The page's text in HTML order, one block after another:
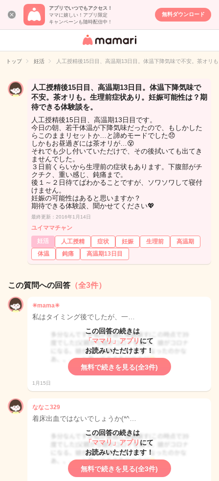
アプリでいつでもアクセス！
ママに嬉しい！アプリ限定
キャンペーンも随時配信中！
無料ダウンロード
女性専用匿名QA
イト
トップ 妊活 人工授精後15日目、高温期13日目。体温下降気味で不安。茶オリ
人工授精後15日目、高温期13日目。体温下降気味で
不安。茶オリも。生理前症状あり。妊娠可能性は？期
待できる体験談を。
人工授精後15日目、高温期13日目です。
今日の朝、若干体温が下降気味だったので、もしかした
らこのままリセットか…と諦めモードでした😞
しかもお昼過ぎには茶オリが…😵
それでも少し付いていただけで、その後拭いても出てき
ませんでした。
３日前くらいから生理前の症状もあります。下腹部がチ
クチク、重い感じ、鈍痛まで。
後１～２日待てばわかることですが、ソワソワして寝付
けません。
妊娠の可能性はあると思いますか？
期待できる体験談、聞かせてください💖
最終更新：2016年1月14日
ユイママチャン
妊活
人工授精 症状 妊娠 生理前
高温期
体温
鈍痛 高温期13日目
この質問への回答 （全3件）
✳︎mama✳︎
私はタイミング後でしたが、一…
この回答の続きは
「ママリ」アプリ にて
お読みいただけます！
無料で続きを見る(全3件)
1月15日
ななこ329
着床出血ではないでしょうか(*^…
この回答の続きは
「ママリ」アプリ にて
お読みいただけます！
無料で続きを見る(全3件)